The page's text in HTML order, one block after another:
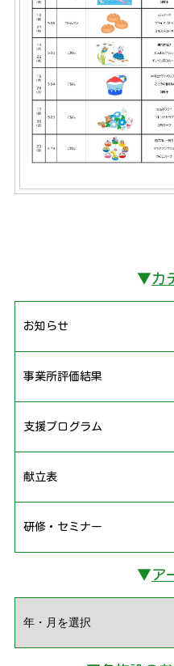
▼カ
お知らせ
事業所評価結果
支援プログラム
献立表
研修・セミナー
▼ア